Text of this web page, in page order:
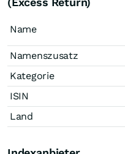
Name
Namenszusatz
Kategorie
ISIN
Land